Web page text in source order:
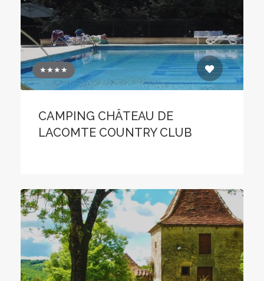
★★★★
CAMPING CHÂTEAU DE
LACOMTE COUNTRY CLUB